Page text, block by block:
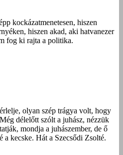
kockázatmenetesen, hiszen
hiszen akad, aki hatvanezer
fog ki rajta a politika.
olyan szép trágya volt, hogy
délelőtt szólt a juhász, nézzük
mondja a juhászember, de ő
a kecske. Hát a Szecsődi Zsolté.